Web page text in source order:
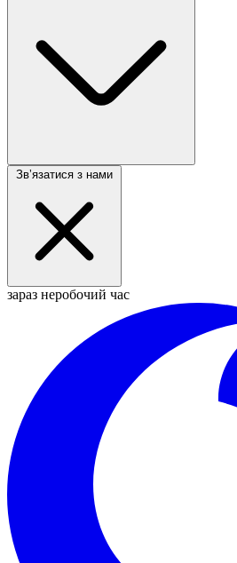
Звʼязатися з нами
зараз неробочий час